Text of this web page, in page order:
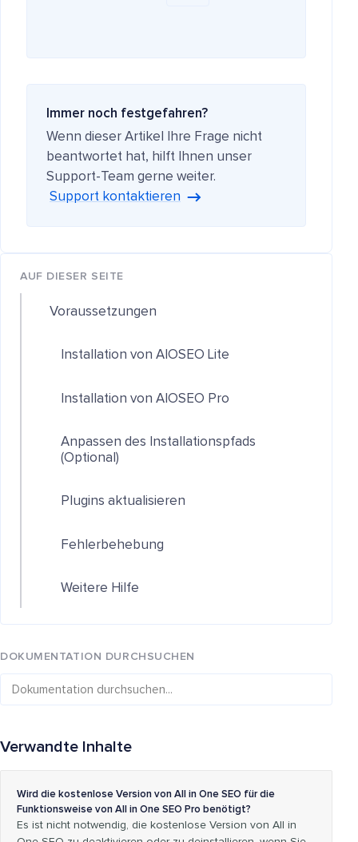
Immer noch festgefahren?
Wenn dieser Artikel Ihre Frage nicht
beantwortet hat, hilft Ihnen unser
Support-Team gerne weiter.
Support kontaktieren
AUF DIESER SEITE
Voraussetzungen
Installation von AIOSEO Lite
Installation von AIOSEO Pro
Anpassen des Installationspfads
(Optional)
Plugins aktualisieren
Fehlerbehebung
Weitere Hilfe
DOKUMENTATION DURCHSUCHEN
Verwandte Inhalte
Wird die kostenlose Version von All in One SEO für die
Funktionsweise von All in One SEO Pro benötigt?
Es ist nicht notwendig, die kostenlose Version von All in